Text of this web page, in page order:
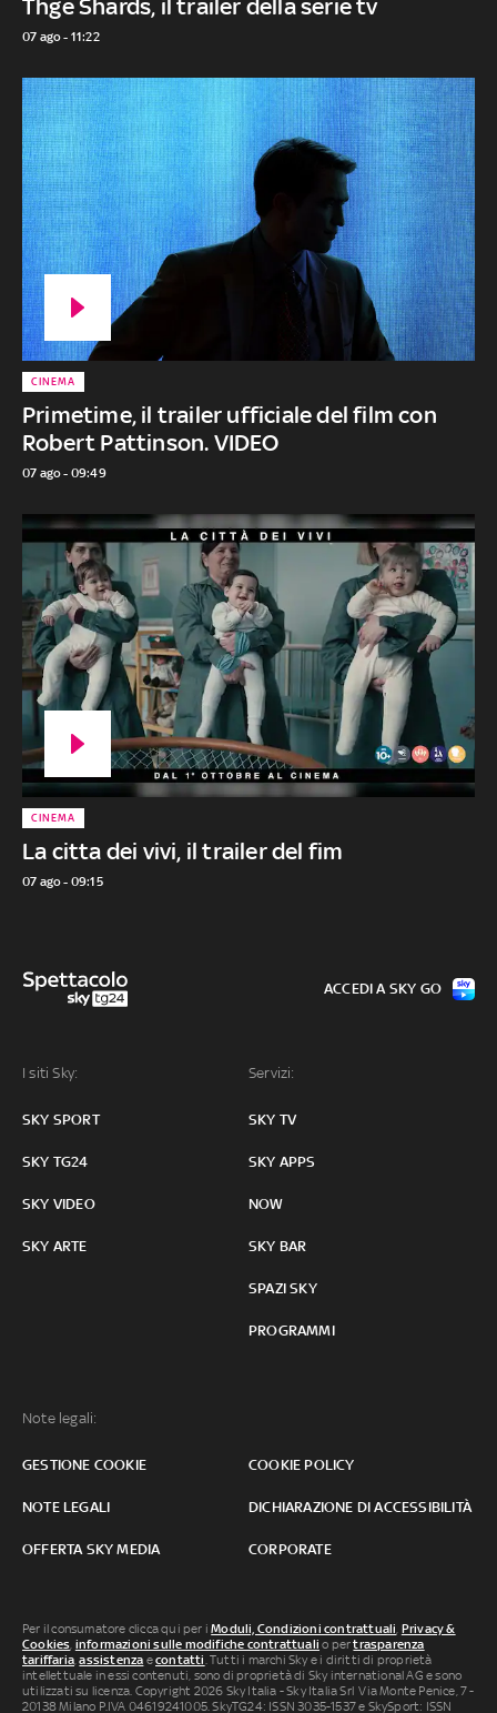
Thge Shards, il trailer della serie tv
07 ago - 11:22
Primetime, il trailer ufficiale del film con
Robert Pattinson. VIDEO
CINEMA
07 ago - 09:49
La citta dei vivi, il trailer del fim
CINEMA
07 ago - 09:15
I siti Sky:
SKY SPORT
SKY TG24
SKY VIDEO
SKY ARTE
Servizi:
SKY TV
SKY APPS
NOW
SKY BAR
SPAZI SKY
PROGRAMMI
Note legali:
GESTIONE COOKIE COOKIE POLICY
NOTE LEGALI DICHIARAZIONE DI ACCESSIBILITÀ
OFFERTA SKY MEDIA CORPORATE
ACCEDI A SKY GO
Per il consumatore clicca qui per iModuli, Condizioni contrattuali Privacy &
Cookies informazioni sulle modifiche contrattuali o pertrasparenza
tariffaria ,assistenza econtatti . Tutti i marchi Sky e i diritti di proprietà
intellettuale in essi contenuti, sono di proprietà di Sky international AG e sono
utilizzati su licenza. Copyright 2026 Sky Italia - Sky Italia Srl Via Monte Penice, 7 -
20138 Milano P.IVA 04619241005. SkyTG24: ISSN 3035-1537 e SkySport: ISSN